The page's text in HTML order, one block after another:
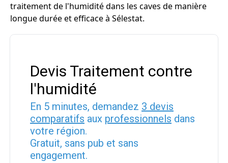
traitement de l'humidité dans les caves de manière
longue durée et efficace à Sélestat.
Devis Traitement contre
l'humidité
En 5 minutes, demandez 3 devis
comparatifs aux professionnels dans
votre région.
Gratuit, sans pub et sans
engagement.